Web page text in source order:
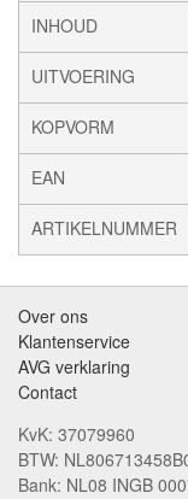
INHOUD
UITVOERING
KOPVORM
EAN
ARTIKELNUMMER
Over ons
Klantenservice
AVG verklaring
Contact
KvK: 37079960
BTW:
Bank: NL08 INGB